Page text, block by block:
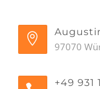
97070
+49 931